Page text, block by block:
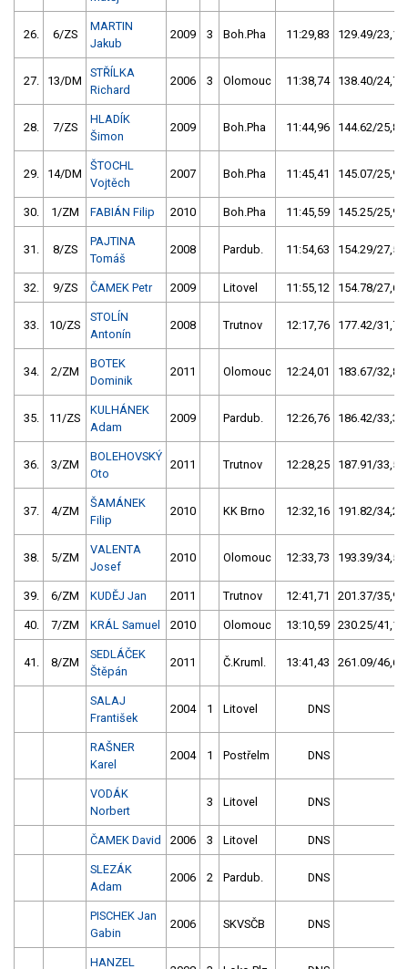
26. 6/ZS
MARTIN
Jakub
2009 3 Boh.Pha 11:29,83 129.49/23,1
27. 13/DM
STŘÍLKA
Richard
2006 3 Olomouc 11:38,74 138.40/24,7
28. 7/ZS
HLADÍK
Šimon
2009 Boh.Pha 11:44,96 144.62/25,8
29. 14/DM
ŠTOCHL
Vojtěch
2007 Boh.Pha 11:45,41 145.07/25,9
30. 1/ZM FABIÁN Filip 2010 Boh.Pha 11:45,59 145.25/25,9
31. 8/ZS
PAJTINA
Tomáš
2008 Pardub. 11:54,63 154.29/27,5
32. 9/ZS ČAMEK Petr 2009 Litovel 11:55,12 154.78/27,6
33. 10/ZS
STOLÍN
Antonín
2008 Trutnov 12:17,76 177.42/31,7
34. 2/ZM
BOTEK
Dominik
2011 Olomouc 12:24,01 183.67/32,8
35. 11/ZS
KULHÁNEK
Adam
2009 Pardub. 12:26,76 186.42/33,3
36. 3/ZM
BOLEHOVSKÝ
Oto
2011 Trutnov 12:28,25 187.91/33,5
37. 4/ZM
ŠAMÁNEK
Filip
2010 KK Brno 12:32,16 191.82/34,2
38. 5/ZM
VALENTA
Josef
2010 Olomouc 12:33,73 193.39/34,5
39. 6/ZM KUDĚJ Jan 2011 Trutnov 12:41,71 201.37/35,9
40. 7/ZM KRÁL Samuel 2010 Olomouc 13:10,59 230.25/41,1
41. 8/ZM
SEDLÁČEK
Štěpán
2011 Č.Kruml. 13:41,43 261.09/46,6
SALAJ
František
2004 1 Litovel DNS
RAŠNER
Karel
2004 1 Postřelm DNS
VODÁK
Norbert
3 Litovel DNS
ČAMEK David 2006 3 Litovel DNS
SLEZÁK
Adam
2006 2 Pardub. DNS
PISCHEK Jan
Gabin
2006 SKVSČB DNS
HANZEL